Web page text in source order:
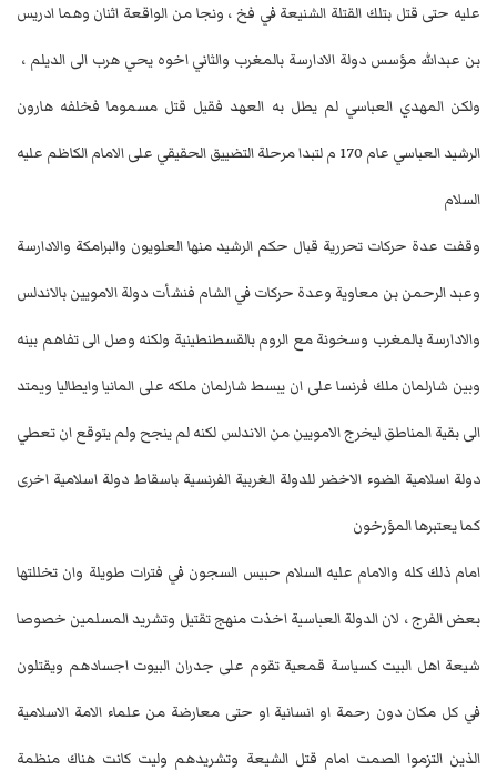
عليه حتى قتل بتلك القتلة الشنيعة في فخ ، ونجا من الواقعة اثنان وهما ادريس
بن عبدالله مؤسس دولة الادارسة بالمغرب والثاني اخوه يحي هرب الى الديلم ،
ولكن المهدي العباسي لم يطل به العهد فقيل قتل مسموما فخلفه هارون
الرشيد العباسي عام 170 م لتبدا مرحلة التضييق الحقيقي على الامام الكاظم عليه
السلام
وقفت عدة حركات تحررية قبال حكم الرشيد منها العلويون والبرامكة والادارسة
وعبد الرحمن بن معاوية وعدة حركات في الشام فنشأت دولة الامويين بالاندلس
والادارسة بالمغرب وسخونة مع الروم بالقسطنطينية ولكنه وصل الى تفاهم بينه
وبين شارلمان ملك فرنسا على ان يبسط شارلمان ملكه على المانيا وايطاليا ويمتد
الى بقية المناطق ليخرج الامويين من الاندلس لكنه لم ينجح ولم يتوقع ان تعطي
دولة اسلامية الضوء الاخضر للدولة الغربية الفرنسية باسقاط دولة اسلامية اخرى
كما يعتبرها المؤرخون
امام ذلك كله والامام عليه السلام حبيس السجون في فترات طويلة وان تخللتها
بعض الفرج ، لان الدولة العباسية اخذت منهج تقتيل وتشريد المسلمين خصوصا
شيعة اهل البيت كسياسة قمعية تقوم على جدران البيوت اجسادهم ويقتلون
في كل مكان دون رحمة او انسانية او حتى معارضة من علماء الامة الاسلامية
الذين التزموا الصمت امام قتل الشيعة وتشريدهم وليت كانت هناك منظمة